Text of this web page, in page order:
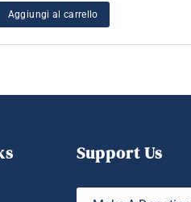
Aggiungi al carrello
Support Us